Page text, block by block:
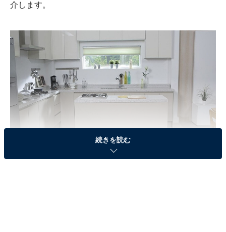
介します。
続きを読む